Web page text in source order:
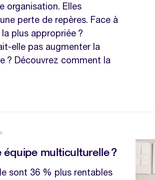
organisation. Elles
perte de repères. Face à
plus appropriée ?
elle pas augmenter la
? Découvrez comment la
multiculturelle ?
sont 36 % plus rentables